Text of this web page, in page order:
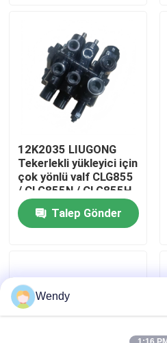
Hakkımızda
Fabrika turu
Kalite kontrol
Bize Ulaşın
Vakalar
12K2035 LIUGONG
Tekerlekli yükleyici için
çok yönlü valf CLG855
/ CLG855N / CLG855H
CLG856 / CLG856H
CLG50CN / CLG50C
Talep Gönder
Wendy